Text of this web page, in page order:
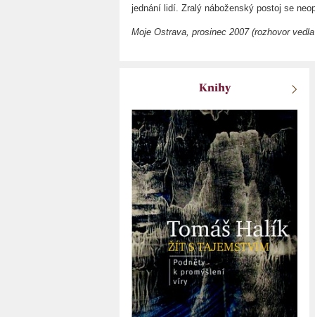
jednání lidí. Zralý náboženský postoj se
Moje Ostrava, prosinec 2007 (rozhovor
Knihy